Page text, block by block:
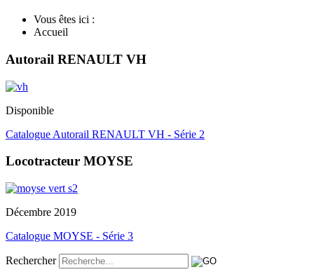
Vous êtes ici :
Accueil
Autorail RENAULT VH
Disponible
Catalogue Autorail RENAULT VH - Série 2
Locotracteur MOYSE
Décembre 2019
Catalogue MOYSE - Série 3
Rechercher